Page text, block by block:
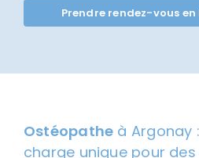
Prendre rendez-vous
Ostéopathe à Argonay
charge unique pour